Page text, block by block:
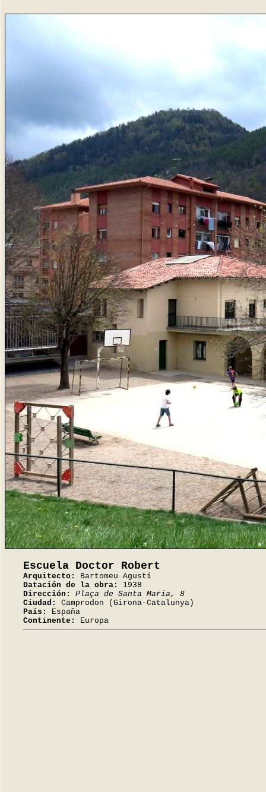
Escuela Doctor Robert
Arquitecto:
Bartomeu Agustí
Datación de la obra:
1938
Dirección:
Plaça de Santa Maria, 8
Ciudad:
Camprodon (Girona-Catalunya)
País:
España
Continente:
Europa